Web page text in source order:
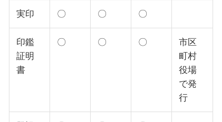
実印 〇 〇 〇
印鑑
証明
書
〇 〇 〇
市区
町村
役場
で発
行